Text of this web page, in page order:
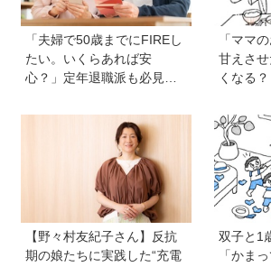
「夫婦で50歳までにFIREし
たい。いくらあれば安
心？」定年退職派も必見！
ロが解説【連載第13回】
「ママ
甘えさ
くなる
な姿勢
師の子
【野々村友紀子さん】反抗
期の娘たちに実践した“充電
双子と1
「かま